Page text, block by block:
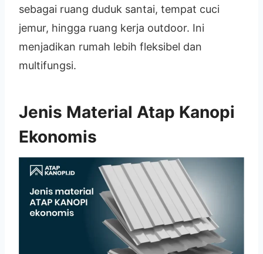
sebagai ruang duduk santai, tempat cuci
jemur, hingga ruang kerja outdoor. Ini
menjadikan rumah lebih fleksibel dan
multifungsi.
Jenis Material Atap Kanopi
Ekonomis